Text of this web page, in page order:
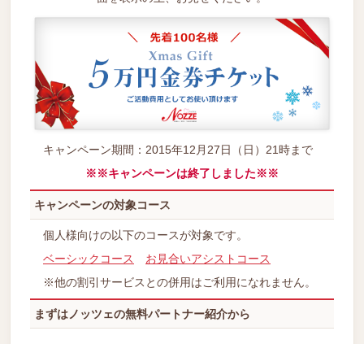
キャンペーン期間：2015年12月27日（日）21時まで
※※キャンペーンは終了しました※※
キャンペーンの対象コース
個人様向けの以下のコースが対象です。
ベーシックコース
お見合いアシストコース
※他の割引サービスとの併用はご利用になれません。
まずはノッツェの無料パートナー紹介から